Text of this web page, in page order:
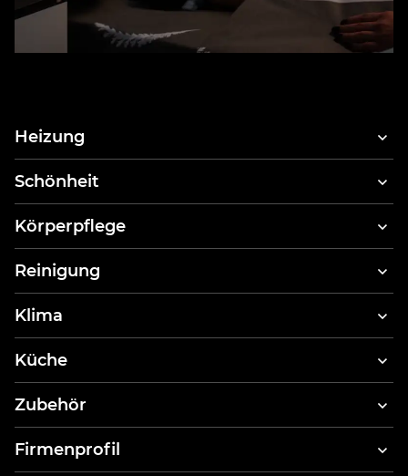
Heizung
Schönheit
Haarstylinggerät & Haartrockner
Körperpflege
Mundduschen
Körperwaagen
Reinigung
Dampfreiniger
Klima
Küche
Wasserkocher
Zubehör
Grillplatten
Firmenprofil